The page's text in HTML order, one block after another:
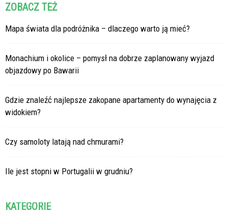
ZOBACZ TEŻ
Mapa świata dla podróżnika – dlaczego warto ją mieć?
Monachium i okolice – pomysł na dobrze zaplanowany wyjazd
objazdowy po Bawarii
Gdzie znaleźć najlepsze zakopane apartamenty do wynajęcia z
widokiem?
Czy samoloty latają nad chmurami?
Ile jest stopni w Portugalii w grudniu?
KATEGORIE